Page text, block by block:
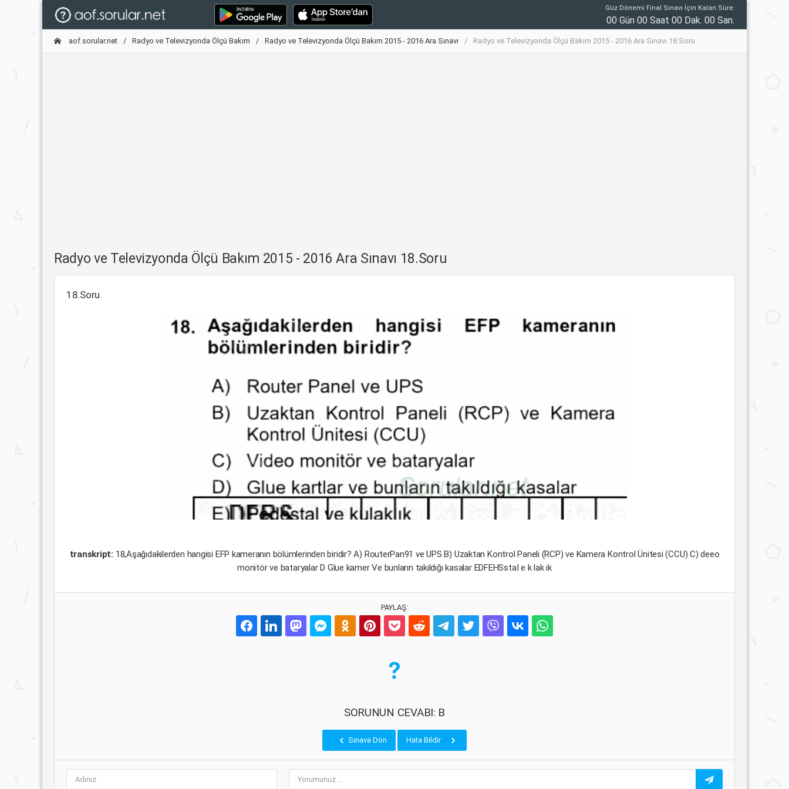
Güz Dönemi Final Sınavı İçin Kalan Süre:
00 Gün 00 Saat 00 Dak. 00 San.
aof.sorular.net Radyo ve Televizyonda Ölçü Bakım Radyo ve Televizyonda Ölçü Bakım 2015 - 2016 Ara Sınavı Radyo ve Televizyonda Ölçü Bakım 2015 - 2016 Ara Sınavı 18.Soru
Radyo ve Televizyonda Ölçü Bakım 2015 - 2016 Ara Sınavı 18.Soru
18.Soru
transkript: 18,Aşağıdakilerden hangisi EFP kameranın bölümlerinden biridir? A) RouterPan91 ve UPS B) Uzaktan Kontrol Paneli (RCP) ve Kamera Kontrol Ünitesi (CCU) C) deeo
monitör ve bataryalar D Gîue kamer Ve bunların takıldığı kasalar EDFEHSstaI e k lak ık
PAYLAŞ:
SORUNUN CEVABI: B
Sınava Dön Hata Bildir